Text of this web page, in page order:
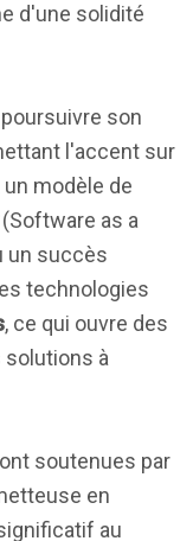
d'une solidité
son
l'accent sur
modèle de
as a
un succès
technologies
, ce qui ouvre des
à
soutenues par
en
au